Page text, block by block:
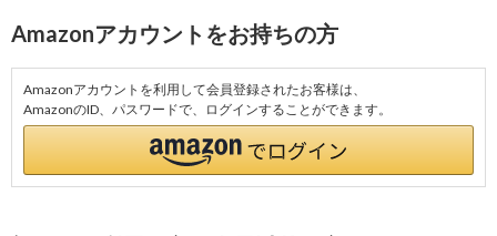
Amazonアカウントをお持ちの方
Amazonアカウントを利用して会員登録されたお客様は、
AmazonのID、パスワードで、ログインすることができます。